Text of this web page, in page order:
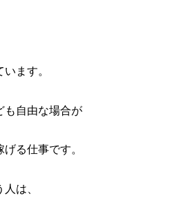
ます。
も自由な場合が
る仕事です。
は、